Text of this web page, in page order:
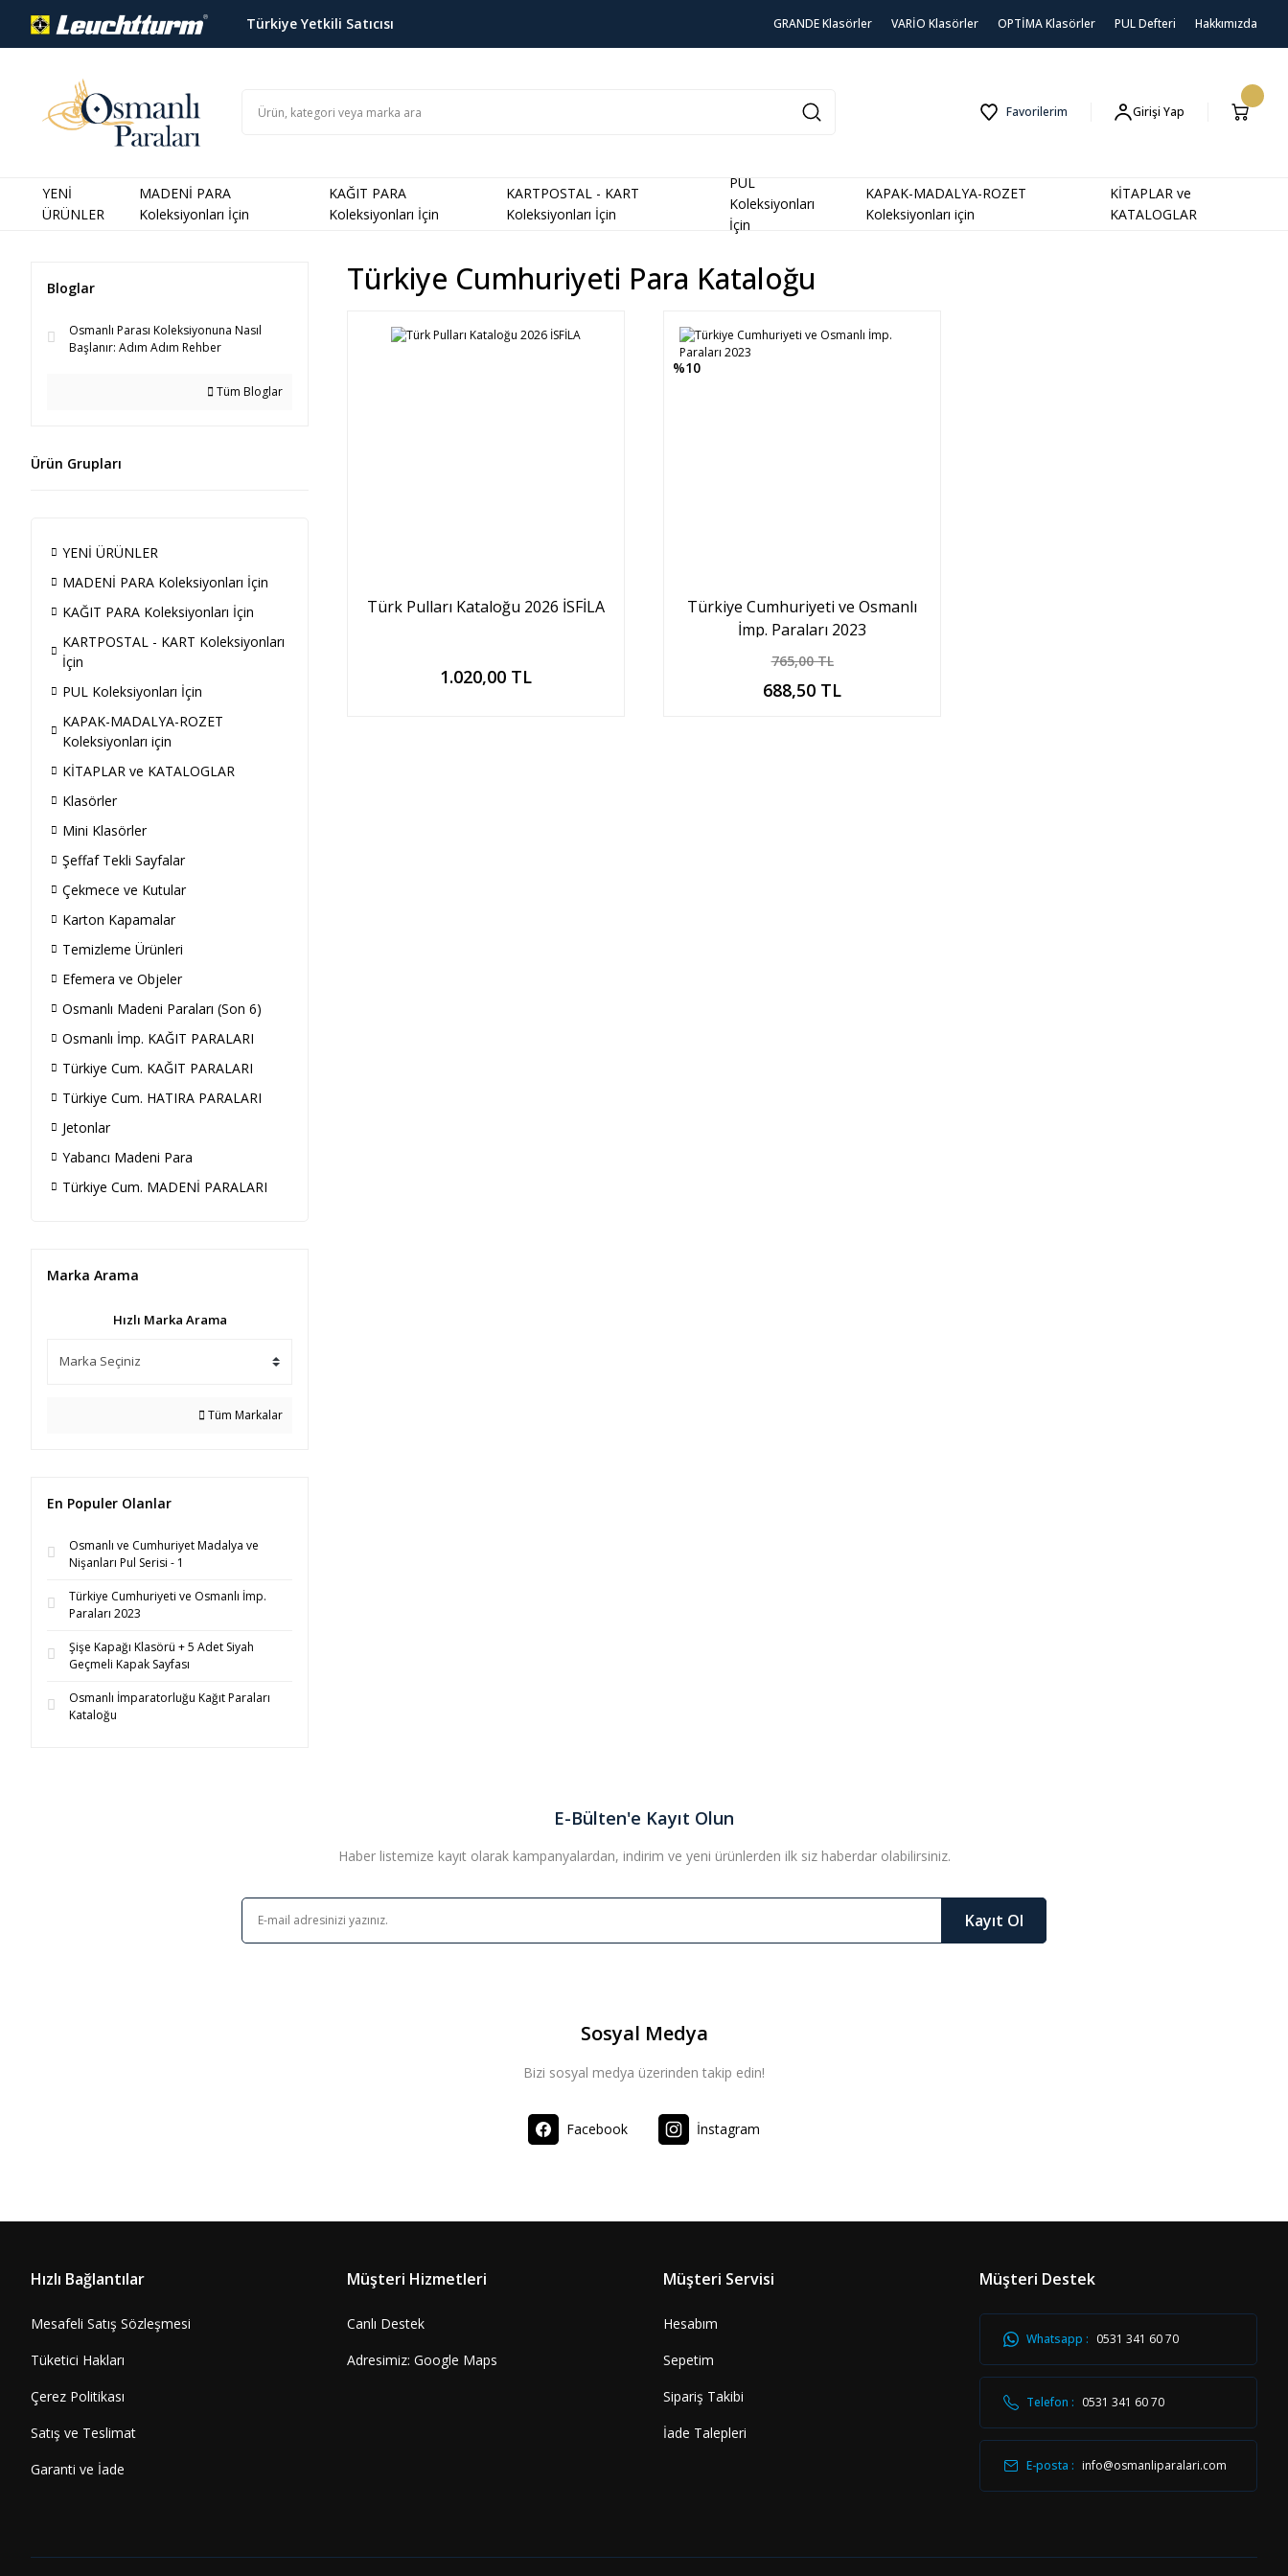
Türkiye Yetkili Satıcısı GRANDE Klasörler VARİO Klasörler OPTİMA Klasörler PUL Defteri Hakkımızda
Favorilerim Girişi Yap
YENİ
ÜRÜNLER
MADENİ PARA
Koleksiyonları İçin
KAĞIT PARA
Koleksiyonları İçin
KARTPOSTAL - KART
Koleksiyonları İçin
PUL
Koleksiyonları
İçin
KAPAK-MADALYA-ROZET
Koleksiyonları için
KİTAPLAR ve
KATALOGLAR
Bloglar
Osmanlı Parası Koleksiyonuna Nasıl
Başlanır: Adım Adım Rehber
Tüm Bloglar
Ürün Grupları
YENİ ÜRÜNLER
MADENİ PARA Koleksiyonları İçin
KAĞIT PARA Koleksiyonları İçin
KARTPOSTAL - KART Koleksiyonları
İçin
PUL Koleksiyonları İçin
KAPAK-MADALYA-ROZET
Koleksiyonları için
KİTAPLAR ve KATALOGLAR
Klasörler
Mini Klasörler
Şeffaf Tekli Sayfalar
Çekmece ve Kutular
Karton Kapamalar
Temizleme Ürünleri
Efemera ve Objeler
Osmanlı Madeni Paraları (Son 6)
Osmanlı İmp. KAĞIT PARALARI
Türkiye Cum. KAĞIT PARALARI
Türkiye Cum. HATIRA PARALARI
Jetonlar
Yabancı Madeni Para
Türkiye Cum. MADENİ PARALARI
Marka Arama
Hızlı Marka Arama
Tüm Markalar
En Populer Olanlar
Osmanlı ve Cumhuriyet Madalya ve
Nişanları Pul Serisi - 1
Türkiye Cumhuriyeti ve Osmanlı İmp.
Paraları 2023
Şişe Kapağı Klasörü + 5 Adet Siyah
Geçmeli Kapak Sayfası
Osmanlı İmparatorluğu Kağıt Paraları
Kataloğu
Türkiye Cumhuriyeti Para Kataloğu
Türk Pulları Kataloğu 2026 İSFİLA
1.020,00 TL
Sepete Ekle
%10
Türkiye Cumhuriyeti ve Osmanlı
İmp. Paraları 2023
765,00 TL
688,50 TL
Sepete Ekle
E-Bülten'e Kayıt Olun
Haber listemize kayıt olarak kampanyalardan, indirim ve yeni ürünlerden ilk siz haberdar olabilirsiniz.
Kayıt Ol
Sosyal Medya
Bizi sosyal medya üzerinden takip edin!
Facebook İnstagram
Hızlı Bağlantılar
Mesafeli Satış Sözleşmesi
Tüketici Hakları
Çerez Politikası
Satış ve Teslimat
Garanti ve İade
Müşteri Hizmetleri
Canlı Destek
Adresimiz: Google Maps
Müşteri Servisi
Hesabım
Sepetim
Sipariş Takibi
İade Talepleri
Müşteri Destek
Whatsapp : 0531 341 60 70
Telefon : 0531 341 60 70
E-posta : info@osmanliparalari.com